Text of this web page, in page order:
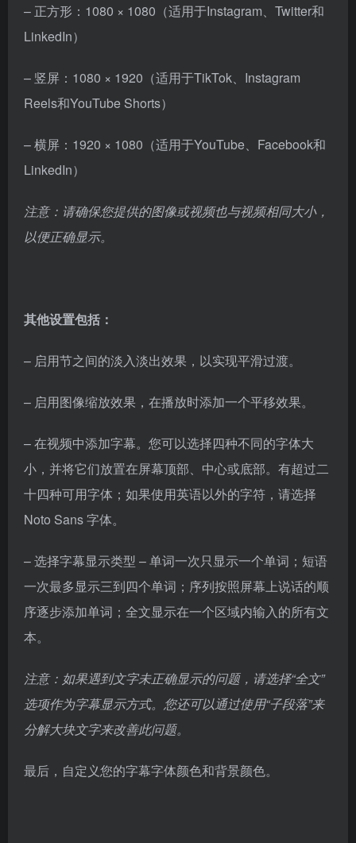
– 正方形：1080 × 1080（适用于Instagram、Twitter和
LinkedIn）
– 竖屏：1080 × 1920（适用于TikTok、Instagram
Reels和YouTube Shorts）
– 横屏：1920 × 1080（适用于YouTube、Facebook和
LinkedIn）
注意：请确保您提供的图像或视频也与视频相同大小，
以便正确显示。
其他设置包括：
– 启用节之间的淡入淡出效果，以实现平滑过渡。
– 启用图像缩放效果，在播放时添加一个平移效果。
– 在视频中添加字幕。您可以选择四种不同的字体大
小，并将它们放置在屏幕顶部、中心或底部。有超过二
十四种可用字体；如果使用英语以外的字符，请选择
Noto Sans 字体。
– 选择字幕显示类型 – 单词一次只显示一个单词；短语
一次最多显示三到四个单词；序列按照屏幕上说话的顺
序逐步添加单词；全文显示在一个区域内输入的所有文
本。
注意：如果遇到文字未正确显示的问题，请选择“全文”
选项作为字幕显示方式。您还可以通过使用“子段落”来
分解大块文字来改善此问题。
最后，自定义您的字幕字体颜色和背景颜色。